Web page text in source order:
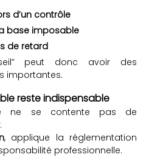
d’un contrôle
base imposable
de retard
peut donc avoir des
importantes.
reste indispensable
ne se contente pas de
, applique la réglementation
professionnelle.